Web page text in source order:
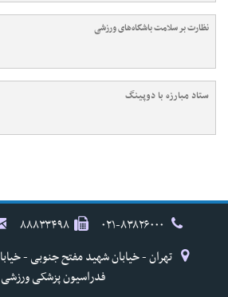
نظارت بر سلامت باشگاه‌های ورزشی
ستاد مبارزه با دوپینگ
۸۸۸۳۳۴۹۸
فدراسیون پزشکی ورزشی